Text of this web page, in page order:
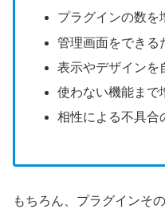
プラグインの数を
管理画面をできる
表示やデザインを
使わない機能まで
相性による不具合
もちろん、プラグインそ